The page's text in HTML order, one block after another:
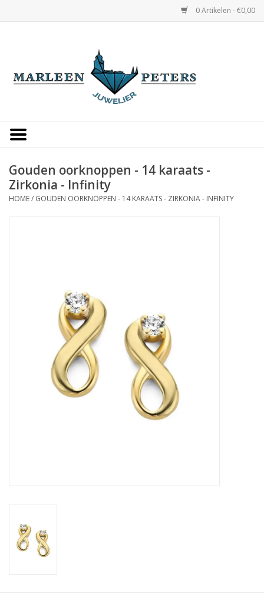
0 Artikelen - €0,00
Occasions
Merken
Cadeaukaarten
Gouden oorknoppen - 14 karaats -
Zirkonia - Infinity
HOME/ GOUDEN OORKNOPPEN - 14 KARAATS - ZIRKONIA - INFINITY